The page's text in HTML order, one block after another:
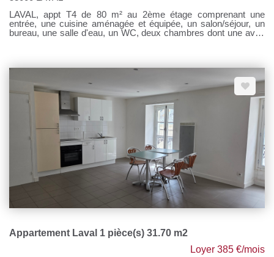
LAVAL, appt T4 de 80 m² au 2ème étage comprenant une
entrée, une cuisine aménagée et équipée, un salon/séjour, un
bureau, une salle d'eau, un WC, deux chambres dont une avec
notre site, cliquer sur l'onglet "Dossier de candidature" afin de
Appartement Laval 1 pièce(s) 31.70 m2
Loyer 385 €/mois